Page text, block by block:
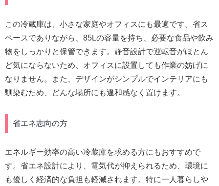
この冷蔵庫は、小さな家庭やオフィスにも最適です。省ス
ペースでありながら、85Lの容量を持ち、必要な食品や飲み
物をしっかりと保管できます。静音設計で運転音がほとん
ど気にならないため、オフィスに設置しても作業の妨げに
なりません。また、デザインがシンプルでインテリアにも
馴染むため、どんな場所にも違和感なく置けます。
省エネ志向の方
エネルギー効率の高い冷蔵庫を求める方にもおすすめで
す。省エネ設計により、電気代が抑えられるため、環境に
も優しく経済的な負担も軽減されます。特に一人暮らしや